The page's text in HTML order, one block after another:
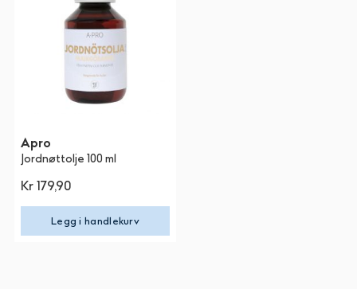
Apro
Jordnøttolje 100 ml
Kr 179,90
Legg i handlekurv